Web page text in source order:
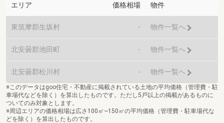
エリア 価格相場 物件
東筑摩郡生坂村 - 物件一覧へ
北安曇郡池田町 - 物件一覧へ
北安曇郡松川村 - 物件一覧へ
※このデータはgoo住宅・不動産に掲載されている土地の平均価格（管理費・駐
車場代などを除く）を算出したものです。ただし5戸以上の掲載があるものに
ついてのみ対象とします。
※周辺エリアの価格相場は広さ100㎡~150㎡の平均価格（管理費・駐車場代な
どを除く）を算出したものです。